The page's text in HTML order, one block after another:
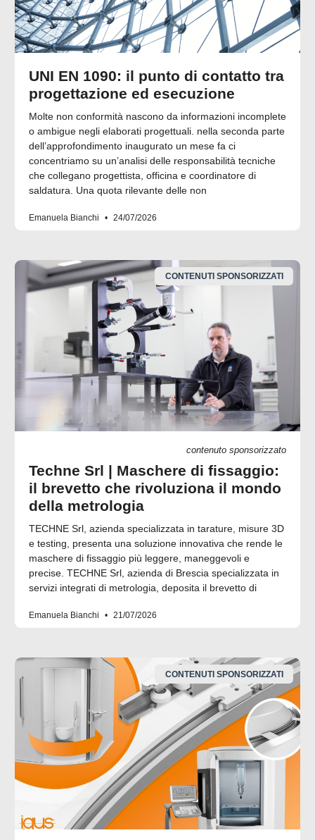
UNI EN 1090: il punto di contatto tra
progettazione ed esecuzione
Molte non conformità nascono da informazioni incomplete
o ambigue negli elaborati progettuali. nella seconda parte
dell’approfondimento inaugurato un mese fa ci
concentriamo su un’analisi delle responsabilità tecniche
che collegano progettista, officina e coordinatore di
saldatura. Una quota rilevante delle non
Emanuela Bianchi 24/07/2026
CONTENUTI SPONSORIZZATI
contenuto sponsorizzato
Techne Srl | Maschere di fissaggio:
il brevetto che rivoluziona il mondo
della metrologia
TECHNE Srl, azienda specializzata in tarature, misure 3D
e testing, presenta una soluzione innovativa che rende le
maschere di fissaggio più leggere, maneggevoli e
precise. TECHNE Srl, azienda di Brescia specializzata in
servizi integrati di metrologia, deposita il brevetto di
Emanuela Bianchi 21/07/2026
CONTENUTI SPONSORIZZATI